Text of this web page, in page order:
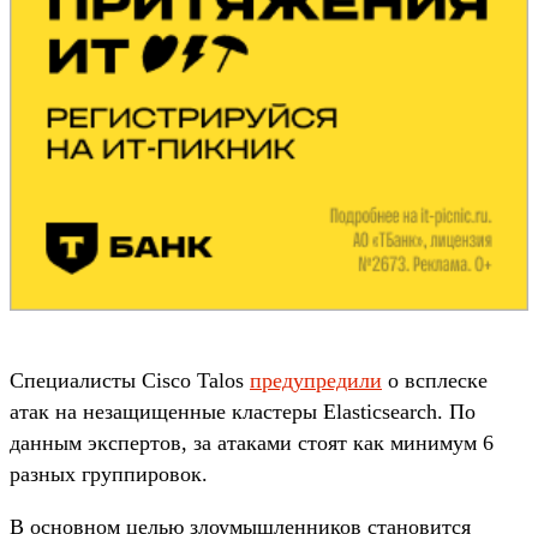
Специалисты Cisco Talos предупредили о всплеске
атак на незащищенные кластеры Elasticsearch. По
данным экспертов, за атаками стоят как минимум 6
разных группировок.
В основном целью злоумышленников становится